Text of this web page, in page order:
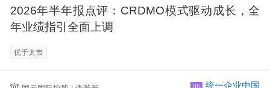
2026年半年报点评：CRDMO模式驱动成长，全
年业绩指引全面上调
优于大市
HK 统一企业中国